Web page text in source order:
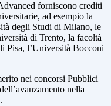
forniscono crediti
ad esempio la
degli Studi di Milano, le
di Trento, la facoltà
Pisa, l’Università Bocconi
nei concorsi Pubblici
nella